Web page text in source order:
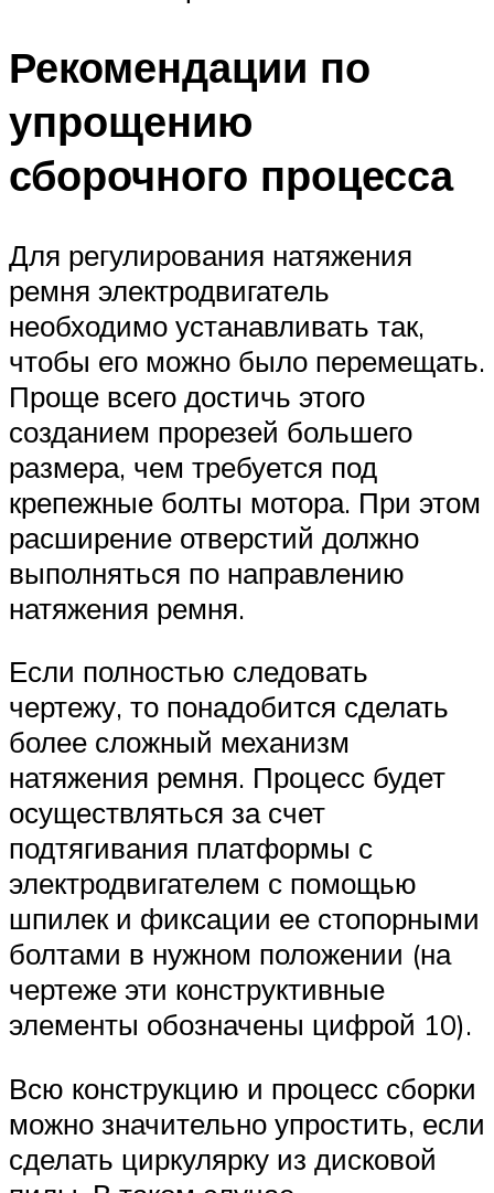
Рекомендации по
упрощению
сборочного процесса
Для регулирования натяжения
ремня электродвигатель
необходимо устанавливать так,
чтобы его можно было перемещать.
Проще всего достичь этого
созданием прорезей большего
размера, чем требуется под
крепежные болты мотора. При этом
расширение отверстий должно
выполняться по направлению
натяжения ремня.
Если полностью следовать
чертежу, то понадобится сделать
более сложный механизм
натяжения ремня. Процесс будет
осуществляться за счет
подтягивания платформы с
электродвигателем с помощью
шпилек и фиксации ее стопорными
болтами в нужном положении (на
чертеже эти конструктивные
элементы обозначены цифрой 10).
Всю конструкцию и процесс сборки
можно значительно упростить, если
сделать циркулярку из дисковой